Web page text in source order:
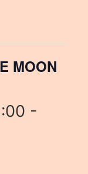
MOON
-